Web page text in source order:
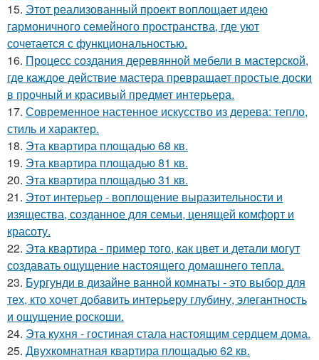
15. Этот реализованный проект воплощает идею
гармоничного семейного пространства, где уют
сочетается с функциональностью.
16. Процесс создания деревянной мебели в мастерской,
где каждое действие мастера превращает простые доски
в прочный и красивый предмет интерьера.
17. Современное настенное искусство из дерева: тепло,
стиль и характер.
18. Эта квартира площадью 68 кв.
19. Эта квартира площадью 81 кв.
20. Эта квартира площадью 31 кв.
21. Этот интерьер - воплощение выразительности и
изящества, созданное для семьи, ценящей комфорт и
красоту.
22. Эта квартира - пример того, как цвет и детали могут
создавать ощущение настоящего домашнего тепла.
23. Бургунди в дизайне ванной комнаты - это выбор для
тех, кто хочет добавить интерьеру глубину, элегантность
и ощущение роскоши.
24. Эта кухня - гостиная стала настоящим сердцем дома.
25. Двухкомнатная квартира площадью 62 кв.